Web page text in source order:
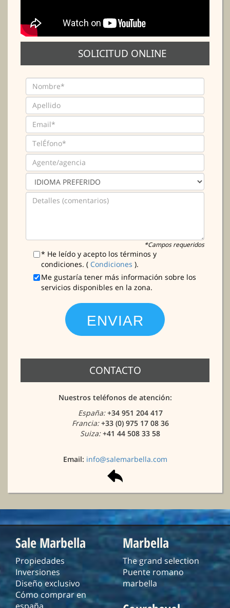
SOLICITUD ONLINE
*Campos requeridos
* He leído y acepto los términos y
condiciones. ( Condiciones ).
Me gustaría tener más información sobre los
servicios disponibles en la zona.
CONTACTO
Nuestros teléfonos de atención:
España:+34 951 204 417
Francia:+33 (0) 975 17 08 36
Suiza:+41 44 508 33 58
Email: info@salemarbella.com
Sale Marbella
Propiedades
Inversiones
Diseño exclusivo
Cómo comprar en
Marbella
The grand selection
Puente romano
marbella